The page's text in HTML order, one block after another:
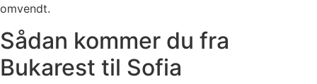
omvendt.
Sådan kommer du fra
Bukarest til Sofia